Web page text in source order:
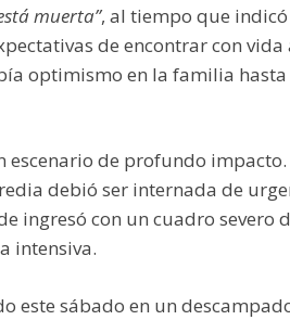
muerta”, al tiempo que
de encontrar con vida
optimismo en la familia
de profundo
debió ser internada de
ingresó con un cuadro severo
intensiva.
este sábado en un